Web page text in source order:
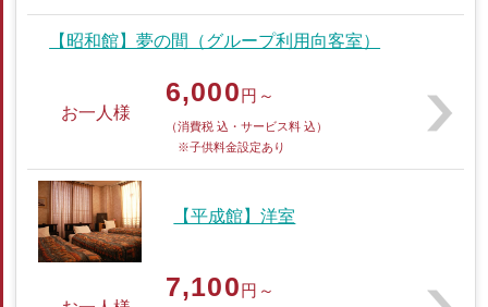
【昭和館】夢の間（グループ利用向客室）
お一人様
6,000円～
（消費税 込・サービス料 込）
※子供料金設定あり
【平成館】洋室
7,100円～